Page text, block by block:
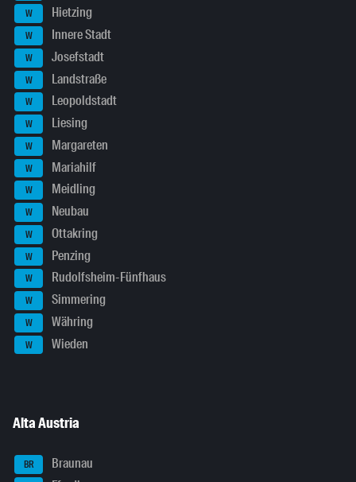
W Hietzing
W Innere Stadt
W Josefstadt
W Landstraße
W Leopoldstadt
W Liesing
W Margareten
W Mariahilf
W Meidling
W Neubau
W Ottakring
W Penzing
W Rudolfsheim-Fünfhaus
W Simmering
W Währing
W Wieden
Alta Austria
BR Braunau